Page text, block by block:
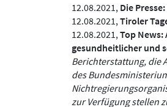
12.08.2021, Die Presse:
12.08.2021, Tiroler
12.08.2021, Top News:
gesundheitlicher und
Berichterstattung, die
des
zur Verfügung stellen